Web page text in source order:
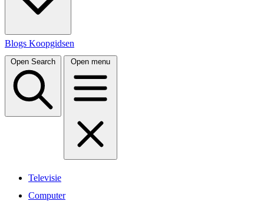
Blogs Koopgidsen
Open Search Open menu
Televisie
Computer